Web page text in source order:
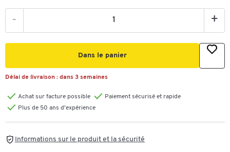
- +
Dans le panier
Délai de livraison : dans 3 semaines
Achat sur facture possible
Paiement sécurisé et rapide
Plus de 50 ans d'expérience
Informations sur le produit et la sécurité